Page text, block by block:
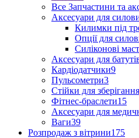
Все Запчастини та
Аксесуари для
Килимки під
Опції для
Силіконові
Аксесуари для
Кардіодатчики9
Пульсометри3
Стійки для зберігання
Фітнес-браслети15
Аксесуари для
Ваги39
Розпродаж з вітрини175